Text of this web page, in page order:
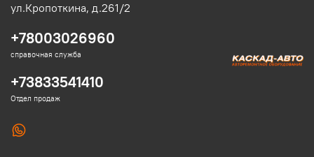
ул.Кропоткина, д.261/2
+78003026960
справочная служба
+73833541410
Отдел продаж